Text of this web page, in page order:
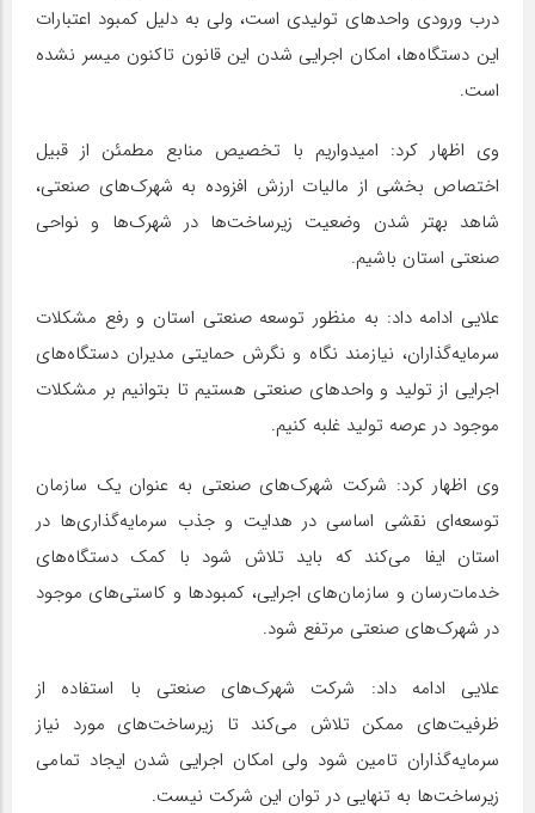
درب ورودی واحدهای تولیدی است، ولی به دلیل کمبود اعتبارات
این دستگاه‌ها، امکان اجرایی شدن این قانون تاکنون میسر نشده
است.
وی اظهار کرد: امیدواریم با تخصیص منابع مطمئن از قبیل
اختصاص بخشی از مالیات ارزش افزوده به شهرک‌های صنعتی،
شاهد بهتر شدن وضعیت زیرساخت‌ها در شهرک‌ها و نواحی
صنعتی استان باشیم.
علایی ادامه داد: به منظور توسعه صنعتی استان و رفع مشکلات
سرمایه‌گذاران، نیازمند نگاه و نگرش حمایتی مدیران دستگاه‌های
اجرایی از تولید و واحدهای صنعتی هستیم تا بتوانیم بر مشکلات
موجود در عرصه تولید غلبه کنیم.
وی اظهار کرد: شرکت شهرک‌های صنعتی به عنوان یک سازمان
توسعه‌ای نقشی اساسی در هدایت و جذب سرمایه‌گذاری‌ها در
استان ایفا می‌کند که باید تلاش شود با کمک دستگاه‌های
خدمات‌رسان و سازمان‌های اجرایی، کمبودها و کاستی‌های موجود
در شهرک‌های صنعتی مرتفع شود.
علایی ادامه داد: شرکت شهرک‌های صنعتی با استفاده از
ظرفیت‌های ممکن تلاش می‌کند تا زیرساخت‌های مورد نیاز
سرمایه‌گذاران تامین شود ولی امکان اجرایی شدن ایجاد تمامی
زیرساخت‌ها به تنهایی در توان این شرکت نیست.